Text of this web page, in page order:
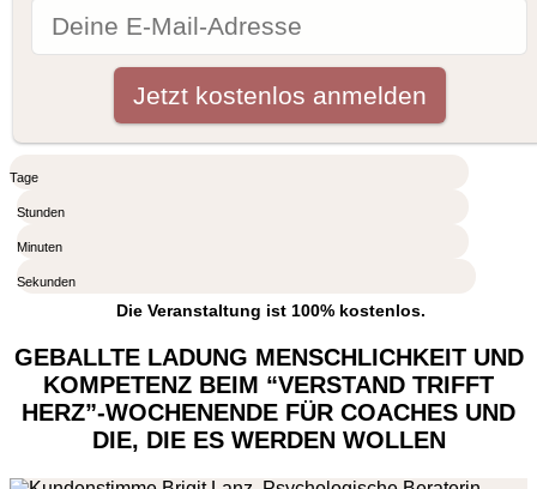
Tage
Stunden
Minuten
Sekunden
Die Veranstaltung ist 100% kostenlos.
GEBALLTE LADUNG MENSCHLICHKEIT UND
KOMPETENZ BEIM “VERSTAND TRIFFT
HERZ”-WOCHENENDE FÜR COACHES UND
DIE, DIE ES WERDEN WOLLEN